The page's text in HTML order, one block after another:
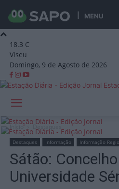
MENU
18.3 C
Viseu
Domingo, 9 de Agosto de 2026
Início Destaques
Destaques Informação Informação
Sátão:
Universidade